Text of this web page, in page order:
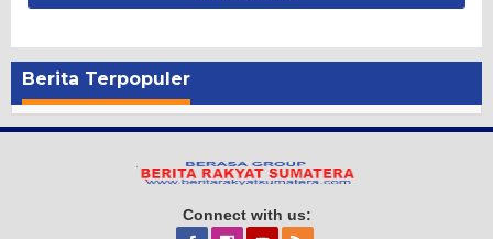
Berita Terpopuler
Connect with us: